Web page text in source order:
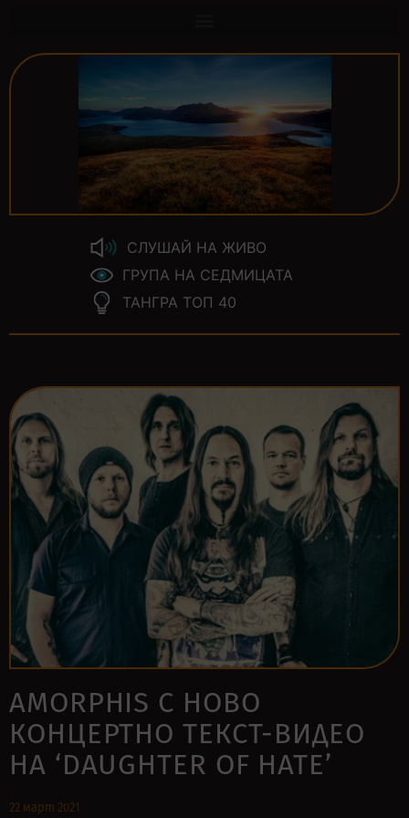
СЛУШАЙ НА ЖИВО
ГРУПА НА СЕДМИЦАТА
ТАНГРА ТОП 40
AMORPHIS С НОВО
КОНЦЕРТНО ТЕКСТ-ВИДЕО
НА ‘DAUGHTER OF HATE’
22 март 2021